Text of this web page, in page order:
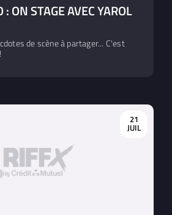
ON STAGE AVEC YAROL
de scène à partager... C'est
21
JUIL